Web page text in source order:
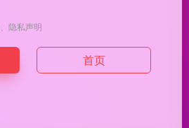
隐私声明
首页